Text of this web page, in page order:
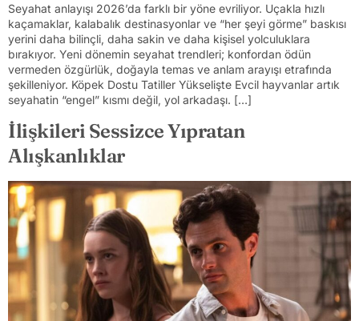
Seyahat anlayışı 2026’da farklı bir yöne evriliyor. Uçakla hızlı
kaçamaklar, kalabalık destinasyonlar ve “her şeyi görme” baskısı
yerini daha bilinçli, daha sakin ve daha kişisel yolculuklara
bırakıyor. Yeni dönemin seyahat trendleri; konfordan ödün
vermeden özgürlük, doğayla temas ve anlam arayışı etrafında
şekilleniyor. Köpek Dostu Tatiller Yükselişte Evcil hayvanlar artık
seyahatin “engel” kısmı değil, yol arkadaşı. […]
İlişkileri Sessizce Yıpratan
Alışkanlıklar